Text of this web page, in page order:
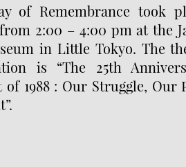
of Remembrance took
2:00 – 4:00 pm at the
in Little Tokyo. The
is “The 25th
1988 : Our Struggle, Our